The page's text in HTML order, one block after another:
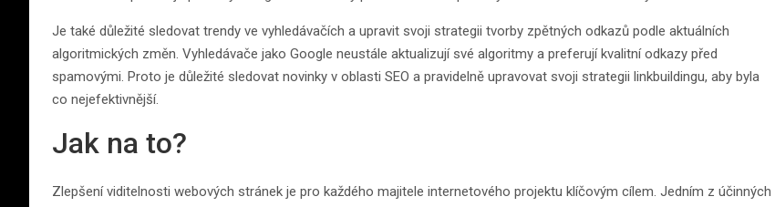
Je také důležité sledovat trendy ve vyhledávačích a upravit svoji strategii tvorby zpětných odkazů podle aktuálních
algoritmických změn. Vyhledávače jako Google neustále aktualizují své algoritmy a preferují kvalitní odkazy před
spamovými. Proto je důležité sledovat novinky v oblasti SEO a pravidelně upravovat svoji strategii linkbuildingu, aby byla
co nejefektivnější.
Jak na to?
Zlepšení viditelnosti webových stránek je pro každého majitele internetového projektu klíčovým cílem. Jedním z účinných